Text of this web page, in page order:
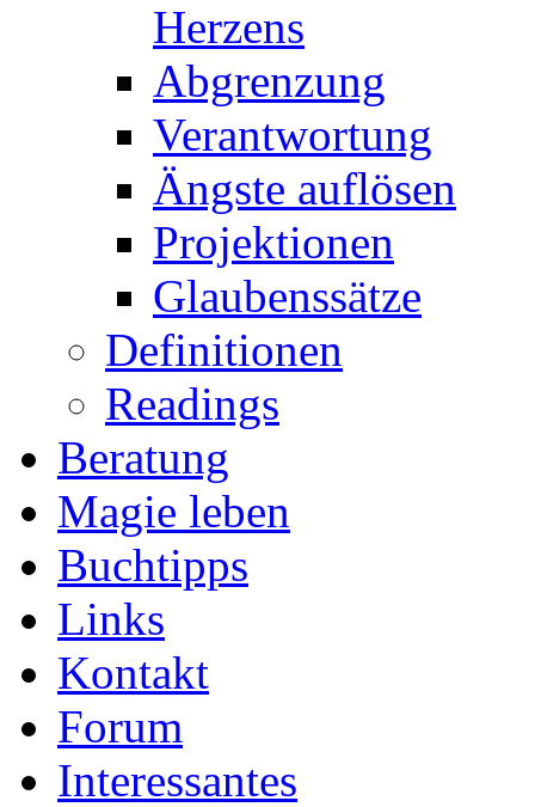
Herzens
Abgrenzung
Verantwortung
Ängste auflösen
Projektionen
Glaubenssätze
Definitionen
Readings
Beratung
Magie leben
Buchtipps
Links
Kontakt
Forum
Interessantes